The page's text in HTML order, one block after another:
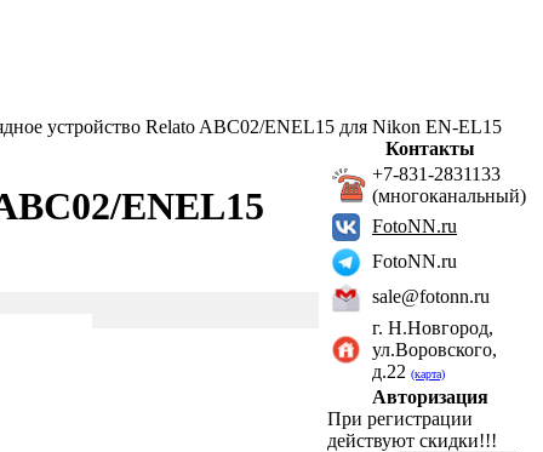
устройство Relato ABC02/ENEL15 для Nikon EN-EL15
ENEL15
Контакты
+7-831-2831133
(многоканальный)
FotoNN.ru
FotoNN.ru
sale@fotonn.ru
г. Н.Новгород,
ул.Воровского,
д.22 (карта)
Авторизация
При регистрации
действуют скидки!!!